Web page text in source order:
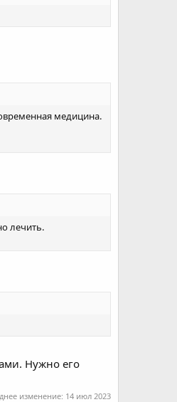
медицина.
лечить.
Нужно его
изменение: 14 июл 2023